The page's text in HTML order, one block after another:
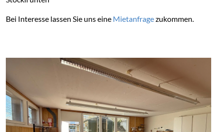
Bei Interesse lassen Sie uns eine Mietanfragezukommen.